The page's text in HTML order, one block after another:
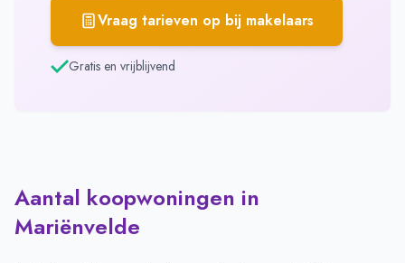
Vraag tarieven op bij makelaars
Gratis en vrijblijvend
Aantal koopwoningen in
Mariënvelde